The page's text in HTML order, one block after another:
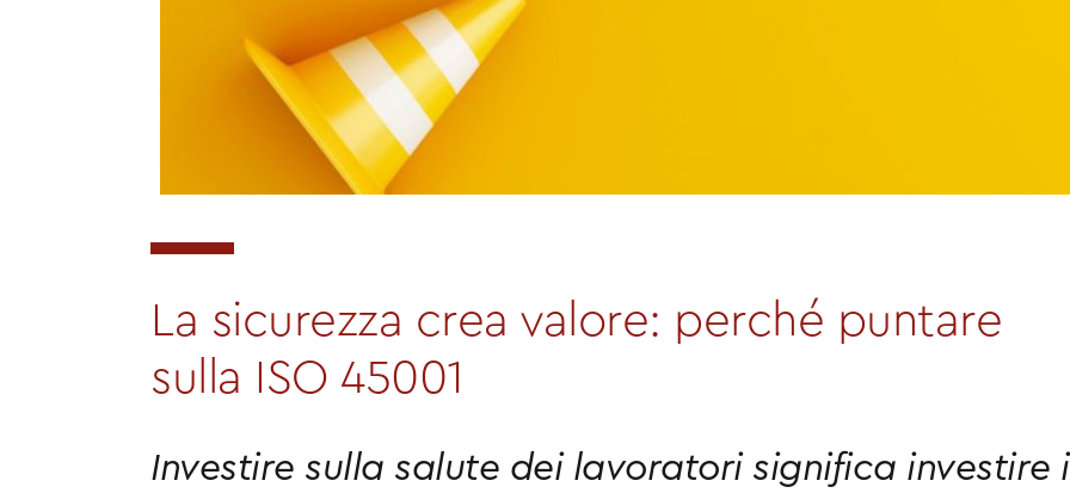
La sicurezza crea valore: perché puntare
sulla ISO 45001
Investire sulla salute dei lavoratori significa investire